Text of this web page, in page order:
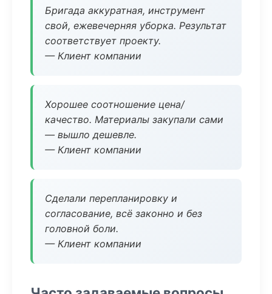
Бригада аккуратная, инструмент
свой, ежевечерняя уборка. Результат
соответствует проекту.
— Клиент компании
Хорошее соотношение цена/
качество. Материалы закупали сами
— вышло дешевле.
— Клиент компании
Сделали перепланировку и
согласование, всё законно и без
головной боли.
— Клиент компании